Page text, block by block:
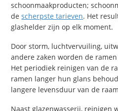
schoonmaakproducten;
descherpste tarieven. Het
glashelder zijn op elk moment.
Door storm, luchtvervuiling,
andere zaken worden de
Het periodiek reinigen van de
ramen langer hun glans
langere levensduur van de
Naast glazenwasserij, reinigen